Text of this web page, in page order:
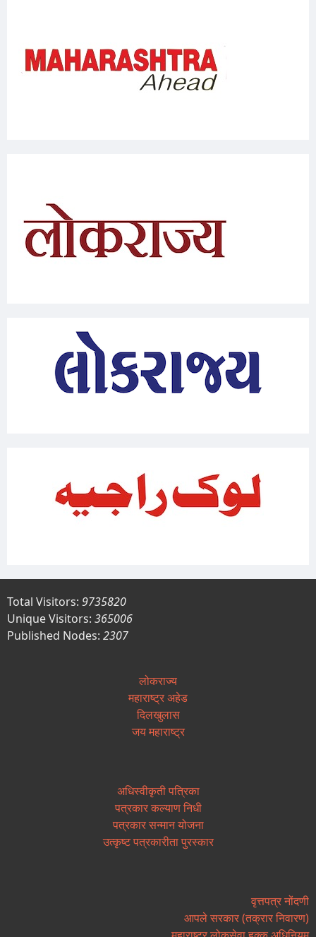
Total Visitors: 9735820
Unique Visitors: 365006
Published Nodes: 2307
लोकराज्य
महाराष्ट्र अहेड
दिलखुलास
जय महाराष्ट्र
अधिस्वीकृती पत्रिका
पत्रकार कल्याण निधी
पत्रकार सन्मान योजना
उत्कृष्ट पत्रकारीता पुरस्कार
वृत्तपत्र नोंदणी
आपले सरकार (तक्रार निवारण)